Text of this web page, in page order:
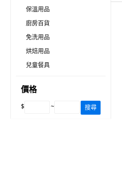
保溫用品
廚房百貨
免洗用品
烘焙用品
兒童餐具
價格
$ ~ 搜尋